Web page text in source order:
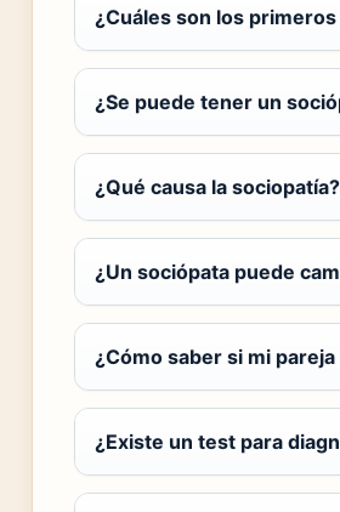
¿Cuáles son los
¿Se puede tener un
¿Qué causa la sociopatía?
¿Un sociópata puede
¿Cómo saber si mi
¿Existe un test para